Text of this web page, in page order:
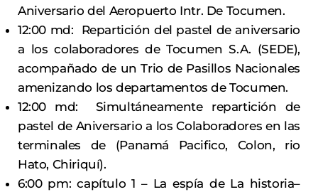
Aniversario del Aeropuerto Intr. De Tocumen.
12:00 md: Repartición del pastel de aniversario
a los colaboradores de Tocumen S.A. (SEDE),
acompañado de un Trio de Pasillos Nacionales
amenizando los departamentos de Tocumen.
12:00 md: Simultáneamente repartición de
pastel de Aniversario a los Colaboradores en las
terminales de (Panamá Pacifico, Colon, rio
Hato, Chiriquí).
6:00 pm: capítulo 1 – La espía de La historia–